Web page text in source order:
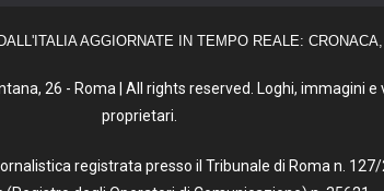
AGGIORNATE IN TEMPO REALE:
26 - Roma | All rights reserved. Loghi, immagini
proprietari.
registrata presso il Tribunale di Roma n.